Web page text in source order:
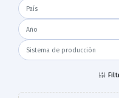
País
Año
Sistema de producción